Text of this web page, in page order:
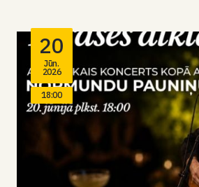
20
Jūn.
2026
18:00